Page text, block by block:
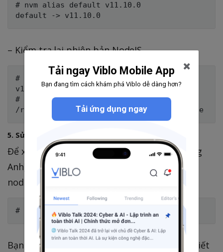
# nvm alias default v11.10.0
– Kiểm tra lại phiên bản NodeJS
# node --version
v11.10.0
# which node
5. Sử dụng Node
Để xem hướng dẫn sử dụng Node (bằng tiếng
Anh). Bạn có thể mở terminal lên và gõ lệnh
node --help.
Bạn có thể dùng bất cứ trình editor nào để viết
Tải ngay Viblo Mobile App
Bạn đang tìm cách khám phá Viblo dễ dàng hơn?
Tải ứng dụng ngay